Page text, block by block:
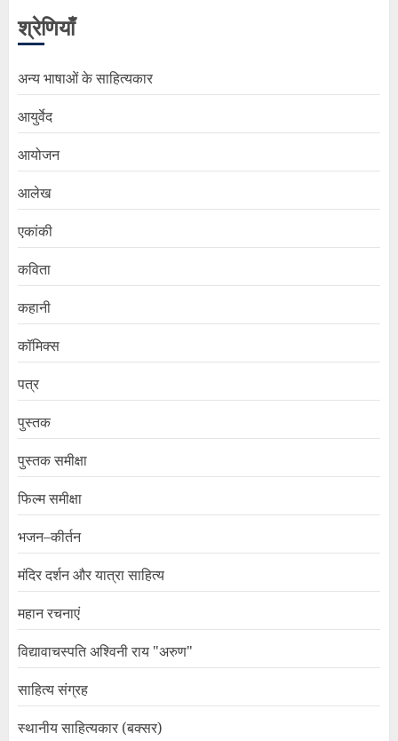
श्रेणियाँ
अन्य भाषाओं के साहित्यकार
आयुर्वेद
आयोजन
आलेख
एकांकी
कविता
कहानी
कॉमिक्स
पत्र
पुस्तक
पुस्तक समीक्षा
फिल्म समीक्षा
भजन–कीर्तन
मंदिर दर्शन और यात्रा साहित्य
महान रचनाएं
विद्यावाचस्पति अश्विनी राय "अरुण"
साहित्य संग्रह
स्थानीय साहित्यकार (बक्सर)